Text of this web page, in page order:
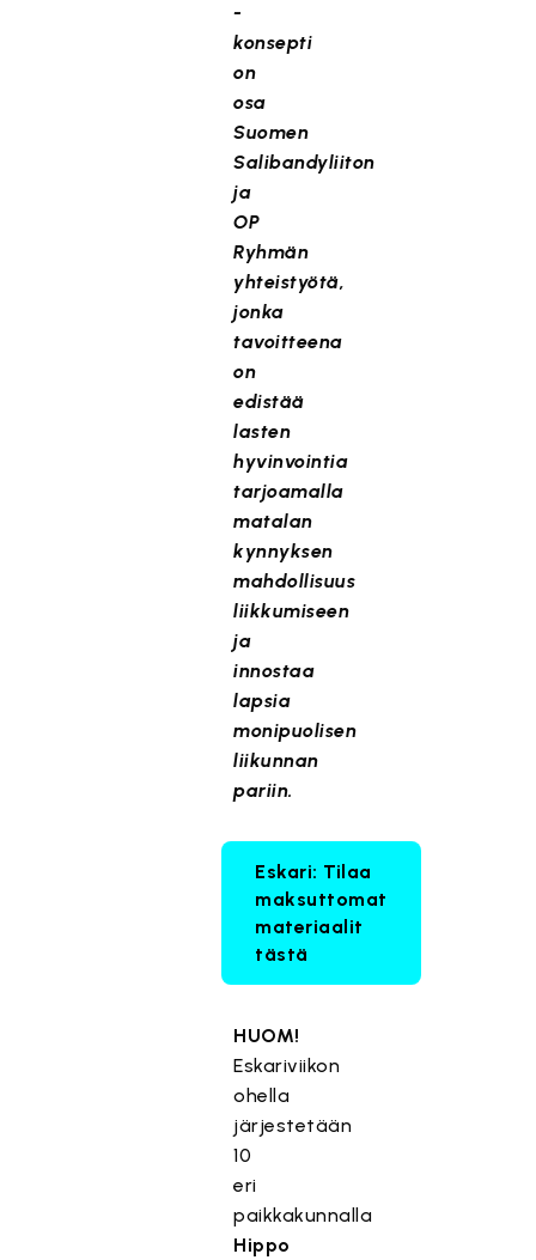
-
konsepti
on
osa
Suomen
Salibandyliiton
ja
OP
Ryhmän
yhteistyötä,
jonka
tavoitteena
on
edistää
lasten
hyvinvointia
tarjoamalla
matalan
kynnyksen
mahdollisuus
liikkumiseen
ja
innostaa
lapsia
monipuolisen
liikunnan
pariin.
Eskari: Tilaa
maksuttomat
materiaalit
tästä
HUOM!
Eskariviikon
ohella
järjestetään
10
eri
paikkakunnalla
Hippo